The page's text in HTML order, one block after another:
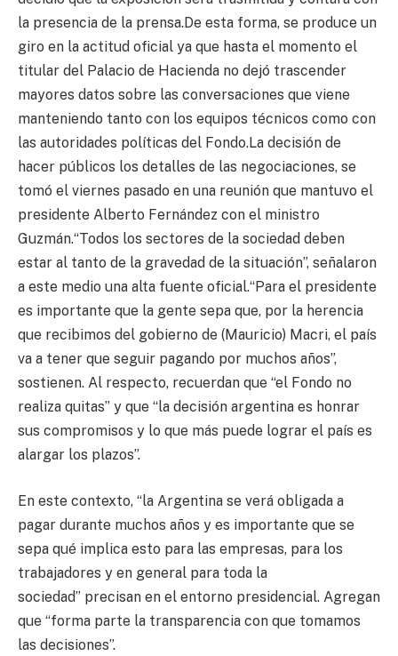
la presencia de la prensa.De esta forma, se produce un
giro en la actitud oficial ya que hasta el momento el
titular del Palacio de Hacienda no dejó trascender
mayores datos sobre las conversaciones que viene
manteniendo tanto con los equipos técnicos como con
las autoridades políticas del Fondo.La decisión de
hacer públicos los detalles de las negociaciones, se
tomó el viernes pasado en una reunión que mantuvo el
presidente Alberto Fernández con el ministro
Guzmán.“Todos los sectores de la sociedad deben
estar al tanto de la gravedad de la situación”, señalaron
a este medio una alta fuente oficial.“Para el presidente
es importante que la gente sepa que, por la herencia
que recibimos del gobierno de (Mauricio) Macri, el país
va a tener que seguir pagando por muchos años”,
sostienen. Al respecto, recuerdan que “el Fondo no
realiza quitas” y que “la decisión argentina es honrar
sus compromisos y lo que más puede lograr el país es
alargar los plazos”.
En este contexto, “la Argentina se verá obligada a
pagar durante muchos años y es importante que se
sepa qué implica esto para las empresas, para los
trabajadores y en general para toda la
sociedad” precisan en el entorno presidencial. Agregan
que “forma parte la transparencia con que tomamos
las decisiones”.